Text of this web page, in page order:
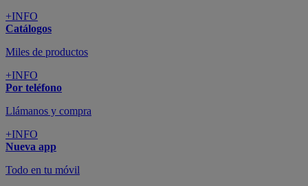
+INFO
Catálogos
Miles de productos
+INFO
Por teléfono
Llámanos y compra
+INFO
Nueva app
Todo en tu móvil